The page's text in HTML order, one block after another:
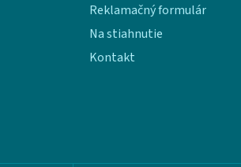
Reklamačný formulár
Na stiahnutie
Kontakt